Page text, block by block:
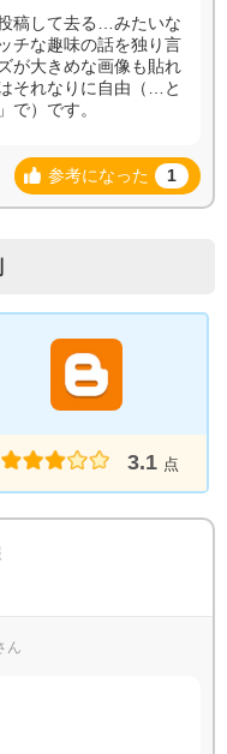
稿して去る…みたいな
チな趣味の話を独り言
が大きめな画像も貼れ
それなりに自由（…と
で）です。
参考になった 1
3.1 点
ん